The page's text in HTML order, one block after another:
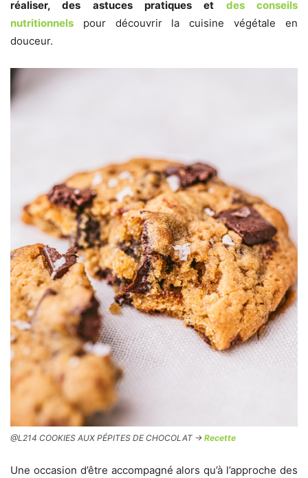
réaliser, des astuces pratiques et des conseils
nutritionnels pour découvrir la cuisine végétale en
douceur.
@L214 COOKIES AUX PÉPITES DE CHOCOLAT -> Recette
Une occasion d’être accompagné alors qu’à l’approche des